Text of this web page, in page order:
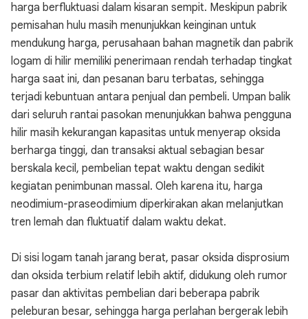
harga berfluktuasi dalam kisaran sempit. Meskipun pabrik
pemisahan hulu masih menunjukkan keinginan untuk
mendukung harga, perusahaan bahan magnetik dan pabrik
logam di hilir memiliki penerimaan rendah terhadap tingkat
harga saat ini, dan pesanan baru terbatas, sehingga
terjadi kebuntuan antara penjual dan pembeli. Umpan balik
dari seluruh rantai pasokan menunjukkan bahwa pengguna
hilir masih kekurangan kapasitas untuk menyerap oksida
berharga tinggi, dan transaksi aktual sebagian besar
berskala kecil, pembelian tepat waktu dengan sedikit
kegiatan penimbunan massal. Oleh karena itu, harga
neodimium-praseodimium diperkirakan akan melanjutkan
tren lemah dan fluktuatif dalam waktu dekat.
Di sisi logam tanah jarang berat, pasar oksida disprosium
dan oksida terbium relatif lebih aktif, didukung oleh rumor
pasar dan aktivitas pembelian dari beberapa pabrik
peleburan besar, sehingga harga perlahan bergerak lebih